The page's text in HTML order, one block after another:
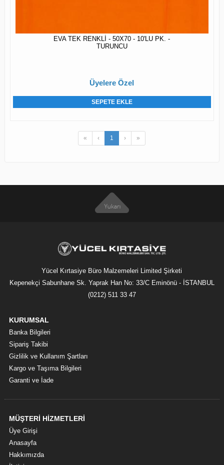
EVA TEK RENKLİ - 50X70 - 10'LU PK. -
TURUNCU
Üyelere Özel
SEPETE EKLE
« ‹ 1 › »
Yücel Kırtasiye Büro Malzemeleri Limited Şirketi
Kepenekçi Sabunhane Sk. Yaprak Han No: 33/C Eminönü - İSTANBUL
(0212) 511 33 47
KURUMSAL
Banka Bilgileri
Sipariş Takibi
Gizlilik ve Kullanım Şartları
Kargo ve Taşıma Bilgileri
Garanti ve İade
MÜŞTERİ HİZMETLERİ
Üye Girişi
Anasayfa
Hakkımızda